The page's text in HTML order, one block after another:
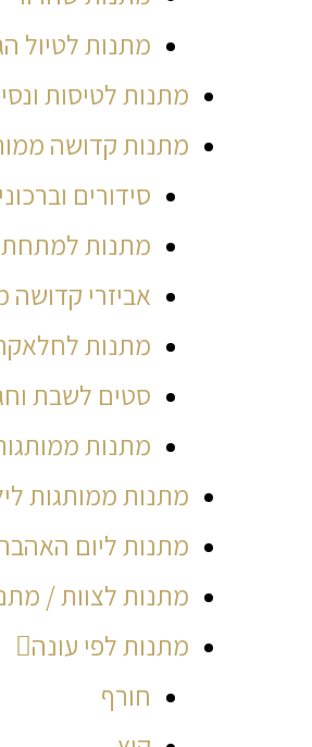
מתנות לטיול
מתנות לטיסות
מתנות קדושה
סידורים
מתנות
אביזרי קדושה
מתנות
סטים לשבת
מתנות
מתנות ממותגות
מתנות ליום
מתנות לצוות /
מתנות לפי עונה
חורף